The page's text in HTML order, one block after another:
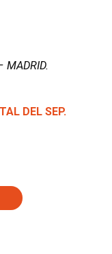
MADRID.
DEL SEP.